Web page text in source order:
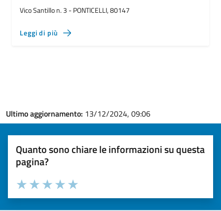
Vico Santillo n. 3 - PONTICELLI, 80147
Leggi di più
Ultimo aggiornamento: 13/12/2024, 09:06
Quanto sono chiare le informazioni su questa
pagina?
Valuta la chiarezza delle informazioni (da 1 a 5 stelle)
Seleziona il numero di stelle per valutare la chiarezza delle
Valuta 5 stelle su 5
Valuta 4 stelle su 5
Valuta 3 stelle su 5
Valuta 2 stelle su 5
Valuta 1 stelle su 5